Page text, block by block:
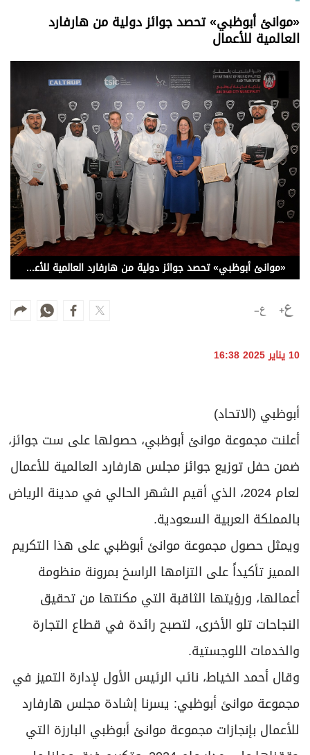
الترفيه
الذكاء الاصطناعي
تغطيات
فيديو
بودكاست
إنفوجراف
قصة صورة
كاريكتير
برامج
الأحوال الجوية
«موانئ أبوظبي» تحصد جوائز دولية من هارفارد
العالمية للأعمال
«موانئ أبوظبي» تحصد جوائز دولية من هارفارد العالمية للأعمال
10 يناير 2025 16:38
أبوظبي (الاتحاد)
أعلنت مجموعة موانئ أبوظبي، حصولها على ست جوائز،
ضمن حفل توزيع جوائز مجلس هارفارد العالمية للأعمال
لعام 2024، الذي أقيم الشهر الحالي في مدينة الرياض
بالمملكة العربية السعودية.
ويمثل حصول مجموعة موانئ أبوظبي على هذا التكريم
المميز تأكيداً على التزامها الراسخ بمرونة منظومة
أعمالها، ورؤيتها الثاقبة التي مكنتها من تحقيق
النجاحات تلو الأخرى، لتصبح رائدة في قطاع التجارة
والخدمات اللوجستية.
وقال أحمد الخياط، نائب الرئيس الأول لإدارة التميز في
مجموعة موانئ أبوظبي: يسرنا إشادة مجلس هارفارد
للأعمال بإنجازات مجموعة موانئ أبوظبي البارزة التي